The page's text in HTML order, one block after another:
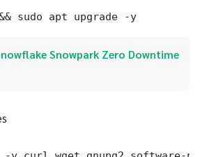
sudo apt upgrade -y
Snowpark Zero Downtime